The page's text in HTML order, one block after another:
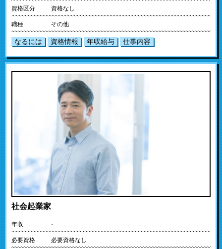
資格区分 資格なし
職種 その他
なるには 資格情報 年収給与 仕事内容
社会起業家
年収 -
必要資格 必要資格なし